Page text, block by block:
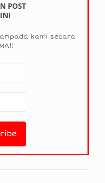
POST
kami secara